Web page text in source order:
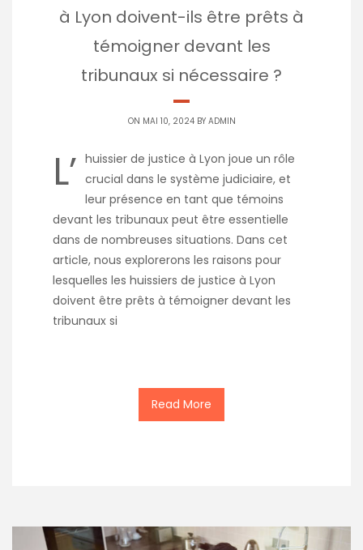
à Lyon doivent-ils être prêts à
témoigner devant les
tribunaux si nécessaire ?
ON MAI 10, 2024 BY ADMIN
L’ huissier de justice à Lyon joue un rôle
crucial dans le système judiciaire, et
leur présence en tant que témoins
devant les tribunaux peut être essentielle
dans de nombreuses situations. Dans cet
article, nous explorerons les raisons pour
lesquelles les huissiers de justice à Lyon
doivent être prêts à témoigner devant les
tribunaux si
Read More